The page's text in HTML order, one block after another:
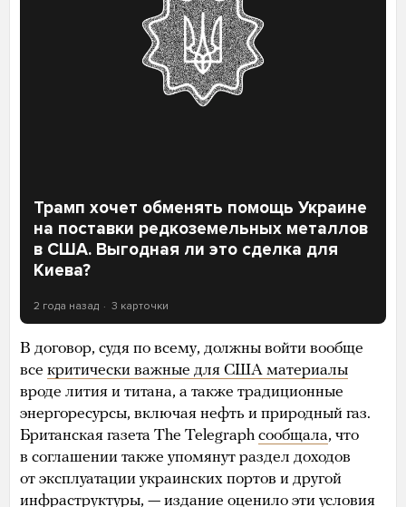
Трамп хочет обменять помощь Украине
на поставки редкоземельных металлов
в США. Выгодная ли это сделка для
Киева?
2 года назад 3 карточки
В договор, судя по всему, должны войти вообще
все критически важные для США материалы
вроде лития и титана, а также традиционные
энергоресурсы, включая нефть и природный газ.
Британская газета The Telegraph сообщала, что
в соглашении также упомянут раздел доходов
от эксплуатации украинских портов и другой
инфраструктуры, — издание оценило эти условия